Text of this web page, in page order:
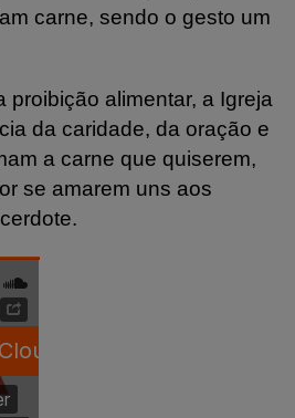
carne, sendo o gesto um
proibição alimentar, a Igreja
da caridade, da oração e
a carne que quiserem,
se amarem uns aos